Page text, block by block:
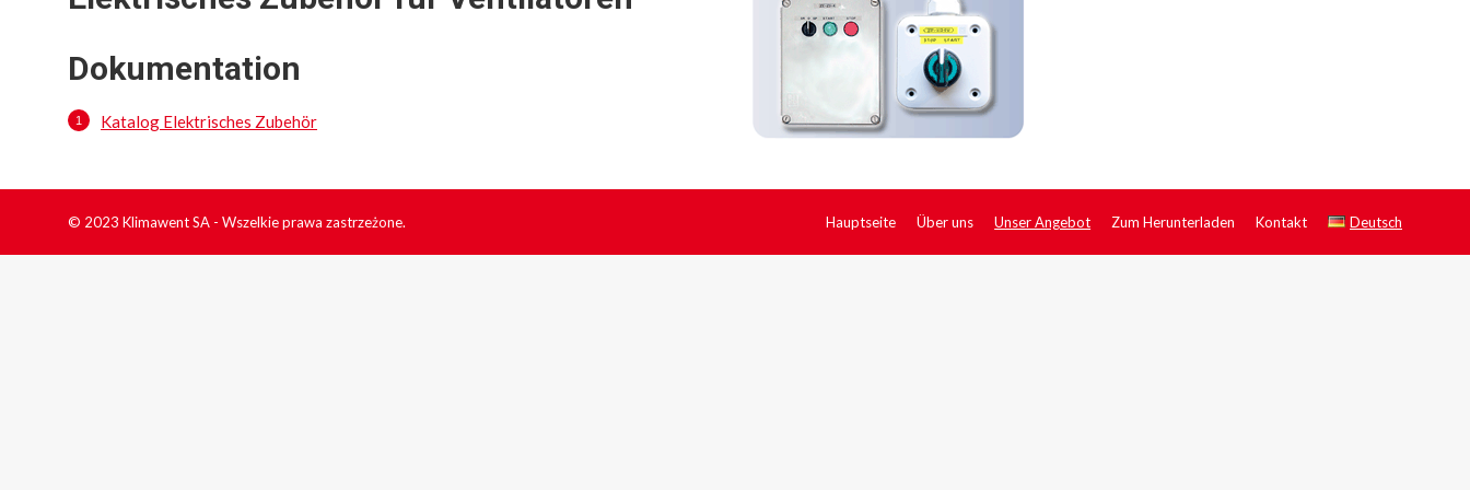
Dokumentation
Katalog Elektrisches Zubehör
© 2023 Klimawent SA - Wszelkie prawa zastrzeżone. Hauptseite Über uns Unser Angebot Zum Herunterladen Kontakt Deutsch